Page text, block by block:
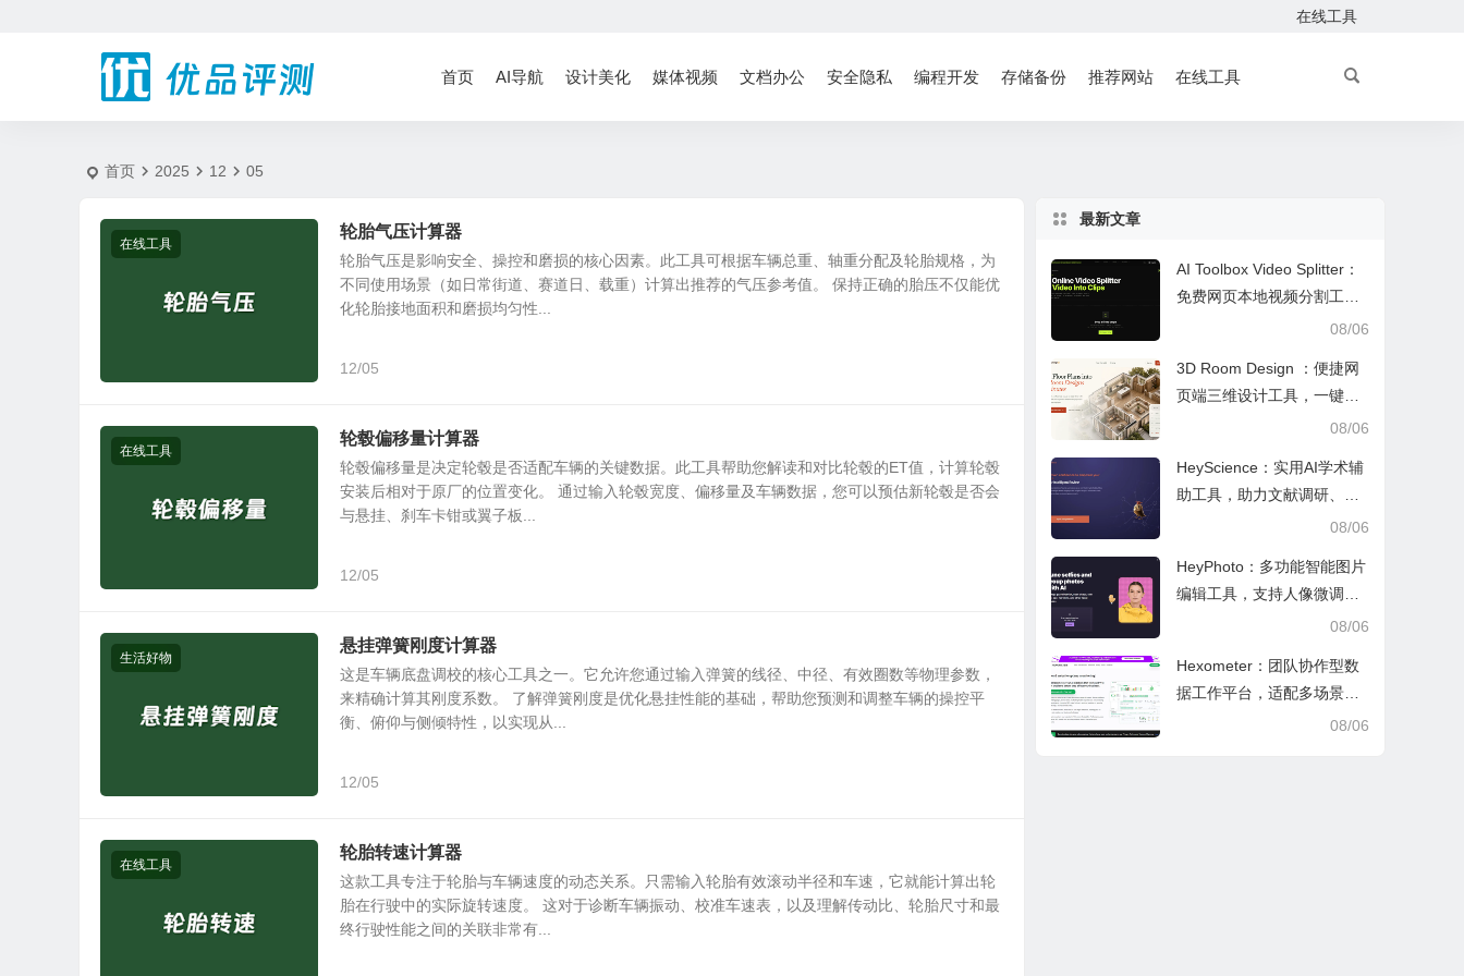
在线工具
首页 AI导航 设计美化 媒体视频 文档办公 安全隐私 编程开发 存储备份 推荐网站 在线工具
首页 2025 12 05
在线工具
轮胎气压计算器
轮胎气压是影响安全、操控和磨损的核心因素。此工具可根据车辆总重、轴重分配及轮胎规格，为
不同使用场景（如日常街道、赛道日、载重）计算出推荐的气压参考值。 保持正确的胎压不仅能优
化轮胎接地面积和磨损均匀性...
12/05
在线工具
​轮毂偏移量计算器​
轮毂偏移量是决定轮毂是否适配车辆的关键数据。此工具帮助您解读和对比轮毂的ET值，计算轮毂
安装后相对于原厂的位置变化。 通过输入轮毂宽度、偏移量及车辆数据，您可以预估新轮毂是否会
与悬挂、刹车卡钳或翼子板...
12/05
生活好物
悬挂弹簧刚度计算器
这是车辆底盘调校的核心工具之一。它允许您通过输入弹簧的线径、中径、有效圈数等物理参数，
来精确计算其刚度系数。 了解弹簧刚度是优化悬挂性能的基础，帮助您预测和调整车辆的操控平
衡、俯仰与侧倾特性，以实现从...
12/05
在线工具
​轮胎转速计算器​
这款工具专注于轮胎与车辆速度的动态关系。只需输入轮胎有效滚动半径和车速，它就能计算出轮
胎在行驶中的实际旋转速度。 这对于诊断车辆振动、校准车速表，以及理解传动比、轮胎尺寸和最
终行驶性能之间的关联非常有...
最新文章
AI Toolbox Video Splitter：
免费网页本地视频分割工
具，多模式裁切高清视频且
08/06
3D Room Design ：便捷网
页端三维设计工具，一键户
型建模、实时改色布景助力
08/06
HeyScience：实用AI学术辅
助工具，助力文献调研、论
文审阅与日常学业研究工作
08/06
HeyPhoto：多功能智能图片
编辑工具，支持人像微调、
艺术创作与日常隐私防护08/06
Hexometer：团队协作型数
据工作平台，适配多场景数
据分析、高效办公与企业安
08/06